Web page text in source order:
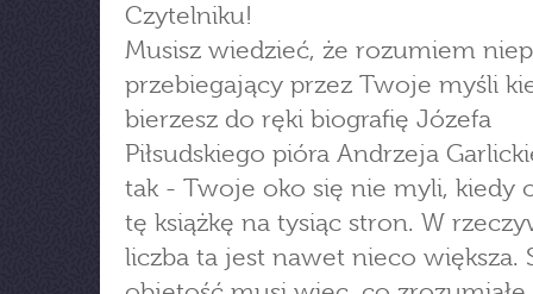
Czytelniku!
Musisz wiedzieć, że rozumiem
przebiegający przez Twoje myśli
bierzesz do ręki biografię Józefa
Piłsudskiego pióra Andrzeja
tak - Twoje oko się nie myli, kiedy
tę książkę na tysiąc stron. W
liczba ta jest nawet nieco większa.